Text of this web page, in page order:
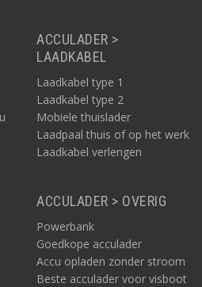
ACCULADER >
LAADKABEL
Laadkabel type 1
Laadkabel type 2
Mobiele thuislader
Laadpaal thuis of op het werk
Laadkabel verlengen
ACCULADER > OVERIG
Powerbank
Goedkope acculader
Accu opladen zonder stroom
Beste acculader voor visboot